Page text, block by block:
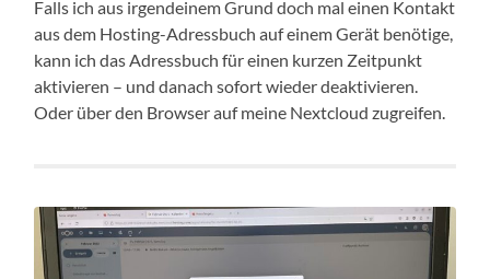
Falls ich aus irgendeinem Grund doch mal einen Kontakt
aus dem Hosting-Adressbuch auf einem Gerät benötige,
kann ich das Adressbuch für einen kurzen Zeitpunkt
aktivieren – und danach sofort wieder deaktivieren.
Oder über den Browser auf meine Nextcloud zugreifen.